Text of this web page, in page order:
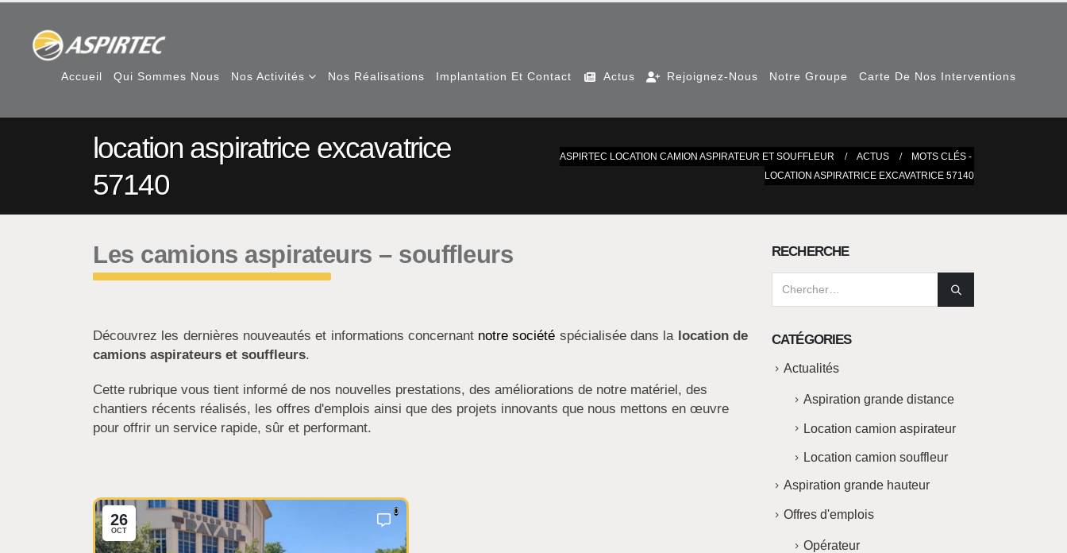
Accueil Qui Sommes Nous Nos Activités Nos Réalisations Implantation Et Contact Actus Rejoignez-Nous Notre Groupe Carte De Nos Interventions
location aspiratrice excavatrice
57140
ASPIRTEC LOCATION CAMION ASPIRATEUR ET SOUFFLEUR ACTUS
MOTS CLÉS -
LOCATION ASPIRATRICE EXCAVATRICE 57140
Les camions aspirateurs – souffleurs
Découvrez les dernières nouveautés et informations concernant notre société spécialisée dans la location de
camions aspirateurs et souffleurs.
Cette rubrique vous tient informé de nos nouvelles prestations, des améliorations de notre matériel, des
chantiers récents réalisés, les offres d'emplois ainsi que des projets innovants que nous mettons en œuvre
pour offrir un service rapide, sûr et performant.
26
OCT
0
RECHERCHE
CATÉGORIES
Actualités
Aspiration grande distance
Location camion aspirateur
Location camion souffleur
Aspiration grande hauteur
Offres d'emplois
Opérateur